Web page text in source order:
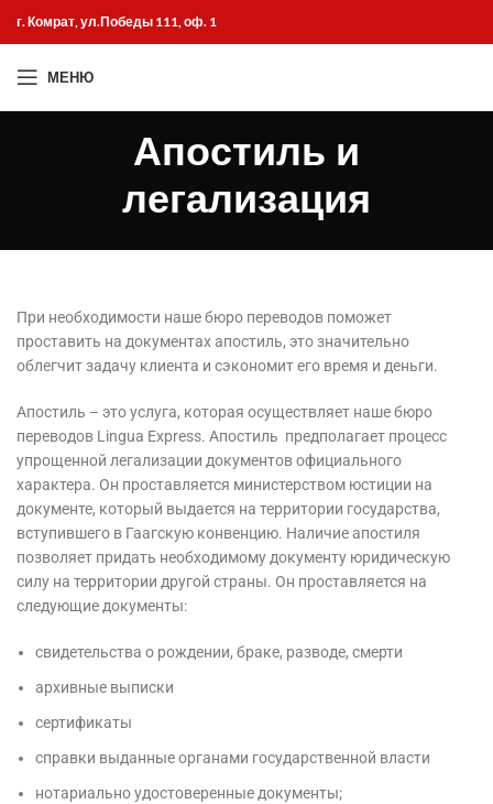
г. Комрат, ул.Победы 111, оф. 1
МЕНЮ
Апостиль и
легализация
При необходимости наше бюро переводов поможет
проставить на документах апостиль, это значительно
облегчит задачу клиента и сэкономит его время и деньги.
Апостиль – это услуга, которая осуществляет наше бюро
переводов Lingua Express. Апостиль предполагает процесс
упрощенной легализации документов официального
характера. Он проставляется министерством юстиции на
документе, который выдается на территории государства,
вступившего в Гаагскую конвенцию. Наличие апостиля
позволяет придать необходимому документу юридическую
силу на территории другой страны. Он проставляется на
следующие документы:
свидетельства о рождении, браке, разводе, смерти
архивные выписки
сертификаты
справки выданные органами государственной власти
нотариально удостоверенные документы;